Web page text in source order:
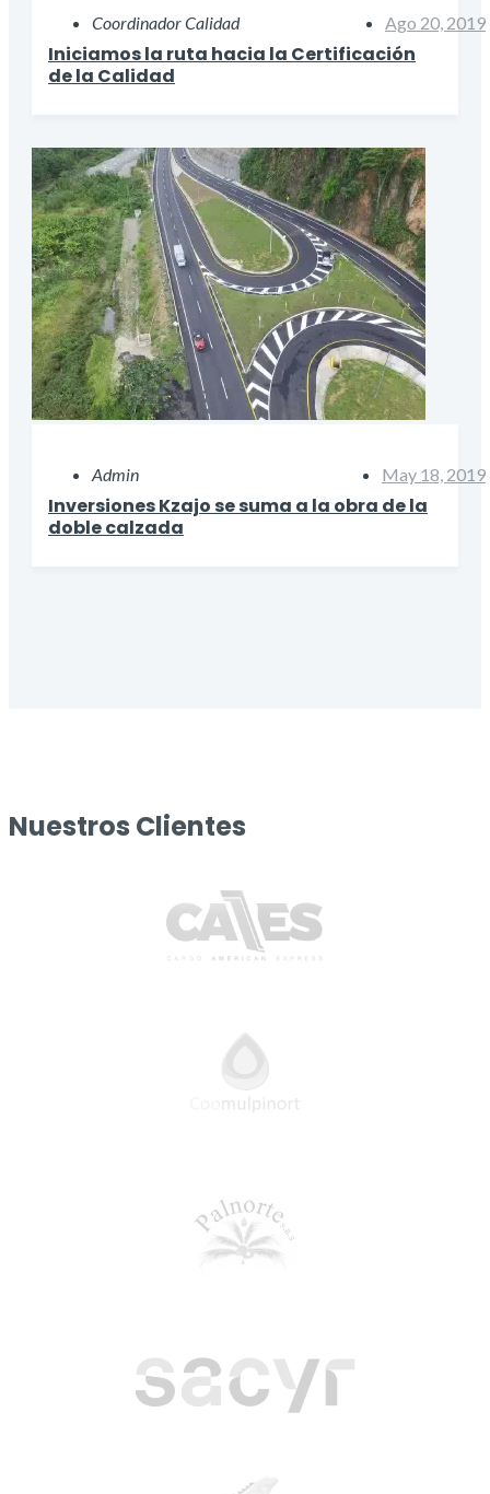
Coordinador Calidad Ago 20, 2019
Iniciamos la ruta hacia la Certificación
de la Calidad
Admin May 18, 2019
Inversiones Kzajo se suma a la obra de la
doble calzada
Nuestros Clientes